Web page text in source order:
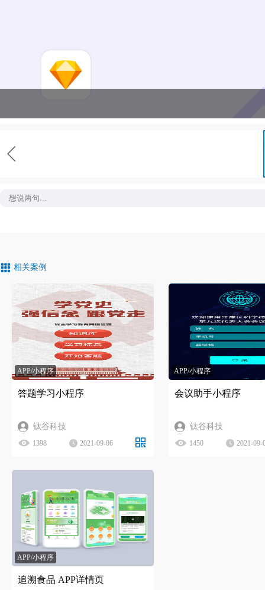
相关案例
APP/小程序
答题学习小程序
钛谷科技
1398 2021-09-06
APP/小程序
会议助手小程序
钛谷科技
1450 2021-09-
APP/小程序
追溯食品 APP详情页